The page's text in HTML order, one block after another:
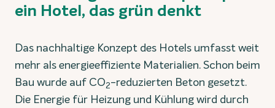
ein Hotel, das grün denkt
Das nachhaltige Konzept des Hotels umfasst weit
mehr als energieeffiziente Materialien. Schon beim
Bau wurde auf CO2-reduzierten Beton gesetzt.
Die Energie für Heizung und Kühlung wird durch